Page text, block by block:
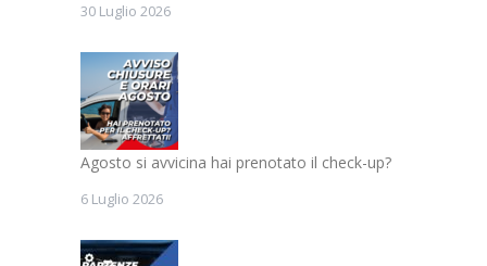
30 Luglio 2026
Agosto si avvicina hai prenotato il check-up?
6 Luglio 2026